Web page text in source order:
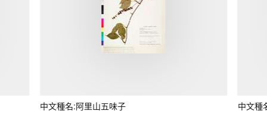
中文種名:阿里山五味子 中文種